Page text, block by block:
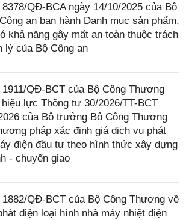
QĐ-BCA ngày 14/10/2025 của Bộ
an ban hành Danh mục sản phẩm,
khả năng gây mất an toàn thuộc trách
lý của Bộ Công an
QĐ-BCT của Bộ Công Thương
lực Thông tư 30/2026/TT-BCT
của Bộ trưởng Bộ Công Thương
pháp xác định giá dịch vụ phát
điện đầu tư theo hình thức xây dựng
- chuyển giao
QĐ-BCT của Bộ Công Thương về
điện loại hình nhà máy nhiệt điện